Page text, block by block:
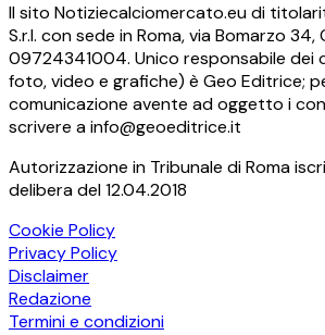
Il sito Notiziecalciomercato.eu di
S.r.l. con sede in Roma, via Bomarzo 34,
09724341004. Unico responsabile dei
foto, video e grafiche) è Geo Editrice;
comunicazione avente ad oggetto i
scrivere a info@geoeditrice.it
Autorizzazione in Tribunale di Roma
delibera del 12.04.2018
Cookie Policy
Privacy Policy
Disclaimer
Redazione
Termini e condizioni